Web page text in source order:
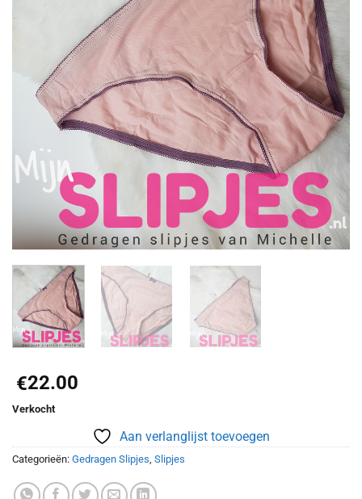
€22.00
Verkocht
Aan verlanglijst toevoegen
Categorieën: Gedragen Slipjes Slipjes